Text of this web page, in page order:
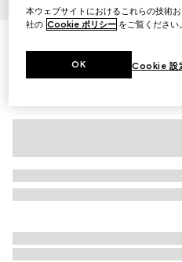
￥116,600
（税込）
本ウェブサイトにおけるこれらの技術
社の Cookie ポリシー をご覧ください。
Cookie 設
OK